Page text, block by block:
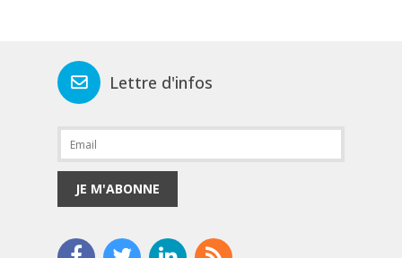
Lettre d'infos
JE M'ABONNE